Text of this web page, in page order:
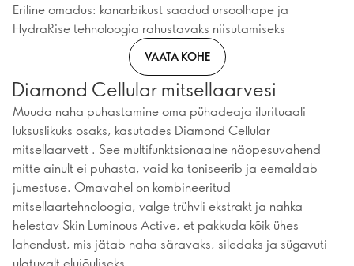
Eriline omadus: kanarbikust saadud ursoolhape ja
HydraRise tehnoloogia rahustavaks niisutamiseks
VAATA KOHE
Diamond Cellular mitsellaarvesi
Muuda naha puhastamine oma pühadeaja ilurituaali
luksuslikuks osaks, kasutades Diamond Cellular
mitsellaarvett . See multifunktsionaalne näopesuvahend
mitte ainult ei puhasta, vaid ka toniseerib ja eemaldab
jumestuse. Omavahel on kombineeritud
mitsellaartehnoloogia, valge trühvli ekstrakt ja nahka
helestav Skin Luminous Active, et pakkuda kõik ühes
lahendust, mis jätab naha säravaks, siledaks ja sügavuti
ulatuvalt elujõuliseks.